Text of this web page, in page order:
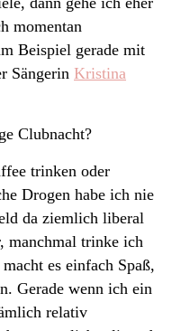
momentan
Beispiel gerade mit
Sängerin Kristina
Clubnacht?
trinken oder
Drogen habe ich nie
da ziemlich liberal
manchmal trinke ich
es einfach Spaß,
Gerade wenn ich ein
relativ